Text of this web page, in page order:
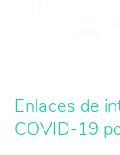
Enlaces de
COVID-19